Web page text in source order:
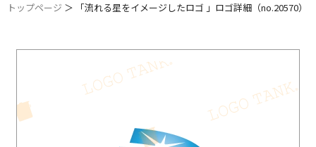
トップページ ＞ 「流れる星をイメージしたロゴ 」ロゴ詳細（no.20570）